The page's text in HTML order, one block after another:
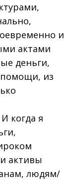
и
актами
деньги,
из
когда я
активы
людям/